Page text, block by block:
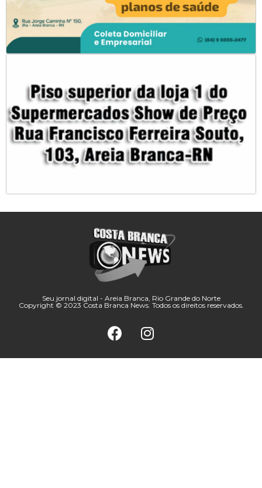
Seu jornal digital - Areia Branca, Rio Grande do Norte
Copyright © 2023 Costa Branca News. Todos os direitos reservados.